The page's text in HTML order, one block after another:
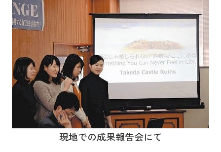
現地での成果報告会にて